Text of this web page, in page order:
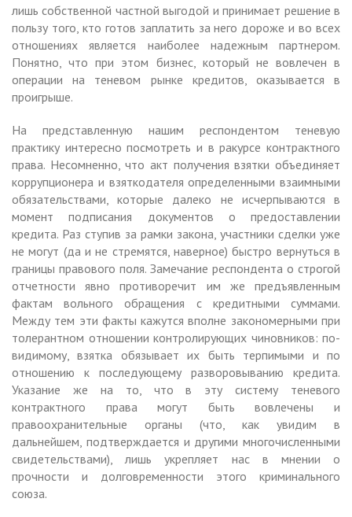
лишь собственной частной выгодой и принимает решение в
пользу того, кто готов заплатить за него дороже и во всех
отношениях является наиболее надежным партнером.
Понятно, что при этом бизнес, который не вовлечен в
операции на теневом рынке кредитов, оказывается в
проигрыше.
На представленную нашим респондентом теневую
практику интересно посмотреть и в ракурсе контрактного
права. Несомненно, что акт получения взятки объединяет
коррупционера и взяткодателя определенными взаимными
обязательствами, которые далеко не исчерпываются в
момент подписания документов о предоставлении
кредита. Раз ступив за рамки закона, участники сделки уже
не могут (да и не стремятся, наверное) быстро вернуться в
границы правового поля. Замечание респондента о строгой
отчетности явно противоречит им же предъявленным
фактам вольного обращения с кредитными суммами.
Между тем эти факты кажутся вполне закономерными при
толерантном отношении контролирующих чиновников: по-
видимому, взятка обязывает их быть терпимыми и по
отношению к последующему разворовыванию кредита.
Указание же на то, что в эту систему теневого
контрактного права могут быть вовлечены и
правоохранительные органы (что, как увидим в
дальнейшем, подтверждается и другими многочисленными
свидетельствами), лишь укрепляет нас в мнении о
прочности и долговременности этого криминального
союза.